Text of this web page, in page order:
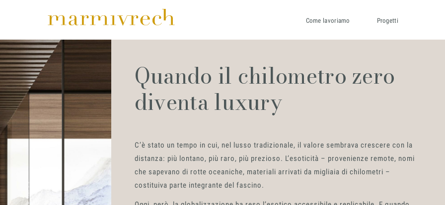
Come lavoriamo Progetti
Quando il chilometro zero
diventa luxury
C’è stato un tempo in cui, nel lusso tradizionale, il valore sembrava crescere con la
distanza: più lontano, più raro, più prezioso. L’esoticità – provenienze remote, nomi
che sapevano di rotte oceaniche, materiali arrivati da migliaia di chilometri –
costituiva parte integrante del fascino.